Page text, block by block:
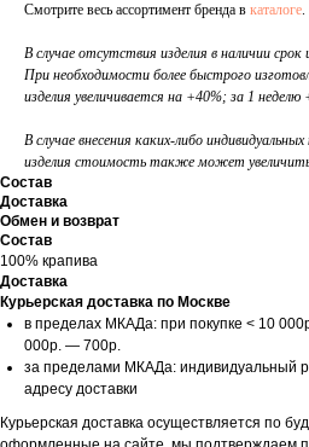
Смотрите весь ассортимент бренда в каталоге.
В случае отсутствия изделия в наличии срок
При необходимости более быстрого
изделия увеличивается на +40%; за 1
В случае внесения каких-либо
изделия стоимость также может
Состав
Доставка
Обмен и возврат
Состав
100% крапива
Доставка
Курьерская доставка по Москве
в пределах МКАДа: при покупке < 10
000р. — 700р.
за пределами МКАДа: индивидуальный
адресу доставки
Курьерская доставка осуществляется по